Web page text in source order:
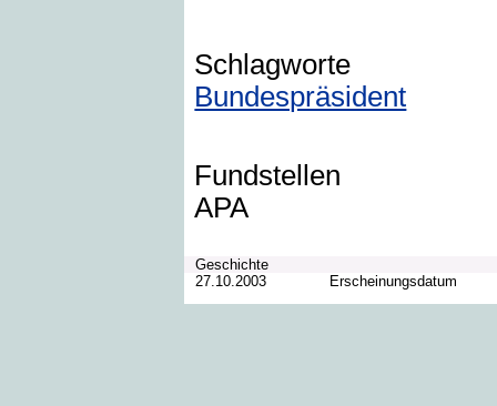
Schlagworte
Bundespräsident
Fundstellen
APA
Geschichte
27.10.2003
Erscheinungsdatum